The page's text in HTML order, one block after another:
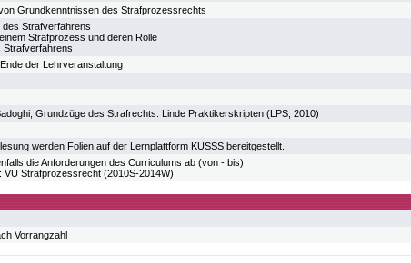
Grundkenntnissen des Strafprozessrechts
Strafverfahrens
Strafprozess und deren Rolle
Strafverfahrens
der Lehrveranstaltung
Grundzüge des Strafrechts. Linde Praktikerskripten (LPS; 2010)
werden Folien auf der Lernplattform KUSSS bereitgestellt.
die Anforderungen des Curriculums ab (von - bis)
VU Strafprozessrecht (2010S-2014W)
Vorrangzahl